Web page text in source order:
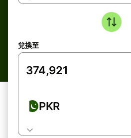
兌換至
PKR